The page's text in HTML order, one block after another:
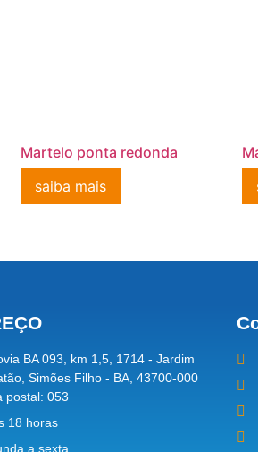
Martelo ponta redonda
saiba mais
BA 093, km 1,5, 1714 - Jardim
Simões Filho - BA, 43700-000
postal: 053
18 horas
a sexta